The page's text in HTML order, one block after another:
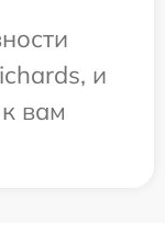
и
вам